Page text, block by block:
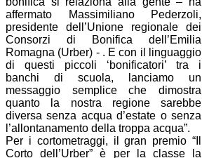
affermato Massimiliano Pederzoli,
presidente dell’Unione regionale dei
Consorzi di Bonifica dell’Emilia
Romagna (Urber) - . E con il linguaggio
di questi piccoli ‘bonificatori’ tra i
banchi di scuola, lanciamo un
messaggio semplice che dimostra
quanto la nostra regione sarebbe
diversa senza acqua d’estate o senza
l’allontanamento della troppa acqua”.
Per i cortometraggi, il gran premio “Il
Corto dell’Urber” è per la classe la